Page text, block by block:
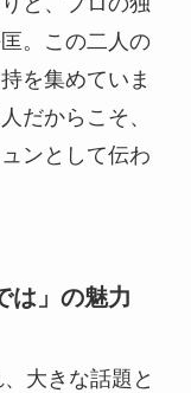
。この二人の
を集めていま
だからこそ、
ンとして伝わ
は」の魅力
大きな話題と